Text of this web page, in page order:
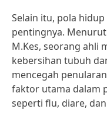
Selain itu, pola
pentingnya. Menurut
M.Kes, seorang ahli
kebersihan tubuh
mencegah
faktor utama dalam
seperti flu, diare,